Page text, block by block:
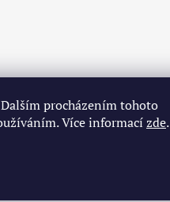
procházením tohoto
Více informacízde.